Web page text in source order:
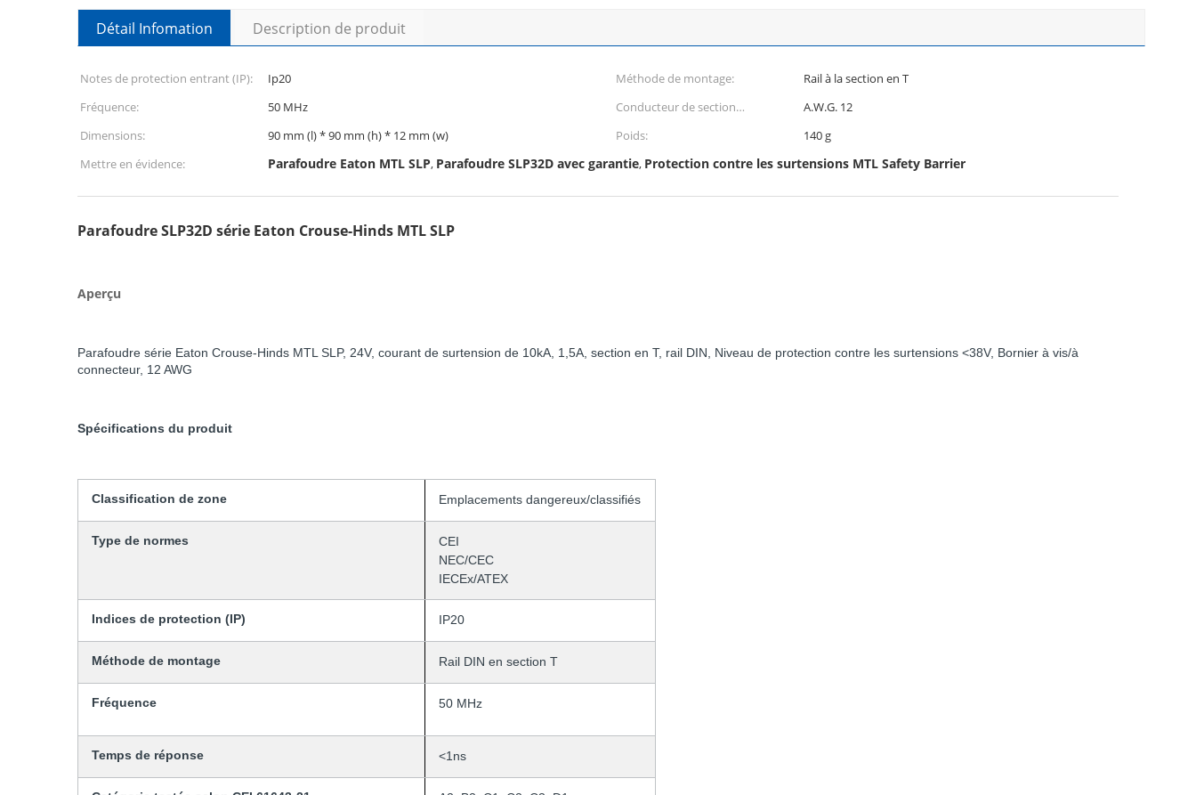
Détail Infomation Description de produit
Notes de protection entrant (IP): Ip20 Méthode de montage:
Rail à la section en T
Fréquence:
50 MHz
Conducteur de section
transversale AWG:
A.W.G. 12
Dimensions:
90 mm (l) * 90 mm (h) * 12 mm (w) Poids:
140 g
Mettre en évidence:
Parafoudre Eaton MTL SLP, Parafoudre SLP32D avec garantie, Protection contre les surtensions MTL Safety Barrier
Parafoudre SLP32D série Eaton Crouse-Hinds MTL SLP
Aperçu
Parafoudre série Eaton Crouse-Hinds MTL SLP, 24V, courant de surtension de 10kA, 1,5A, section en T, rail DIN, Niveau de protection contre les surtensions <38V, Bornier à vis/à
connecteur, 12 AWG
Spécifications du produit
Classification de zone Emplacements dangereux/classifiés
Type de normes
CEI
NEC/CEC
IECEx/ATEX
Indices de protection (IP) IP20
Méthode de montage Rail DIN en section T
Fréquence 50 MHz
Temps de réponse <1ns